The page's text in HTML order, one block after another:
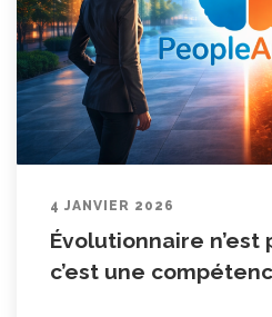
4 JANVIER 2026
Évolutionnaire n’est
c’est une